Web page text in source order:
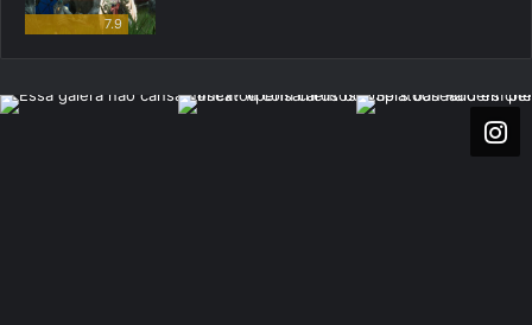
7.9